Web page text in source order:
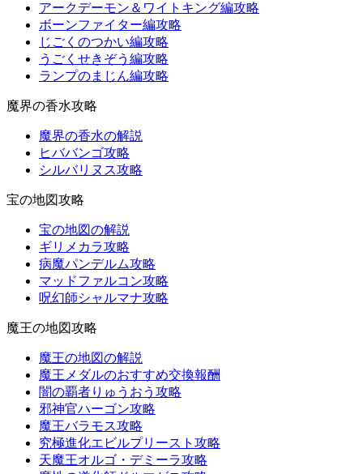
アークデーモン＆ワイトキング編攻略
ボーンファイター編攻略
じごくのつかい編攻略
うごくせきぞう編攻略
ランプのまじん編攻略
魔界の香水攻略
魔界の香水の解説
ヒババンゴ攻略
シルバリヌス攻略
宝の地図攻略
宝の地図の解説
ギリメカラ攻略
病魔パンデルム攻略
マッドファルコン攻略
呪幻師シャルマナ攻略
魔王の地図攻略
魔王の地図の解説
魔王メダルのおすすめ交換報酬
闇の覇者りゅうおう攻略
邪神官ハーゴン攻略
魔王バラモス攻略
究極進化エビルプリースト攻略
天魔王オルゴ・デミーラ攻略